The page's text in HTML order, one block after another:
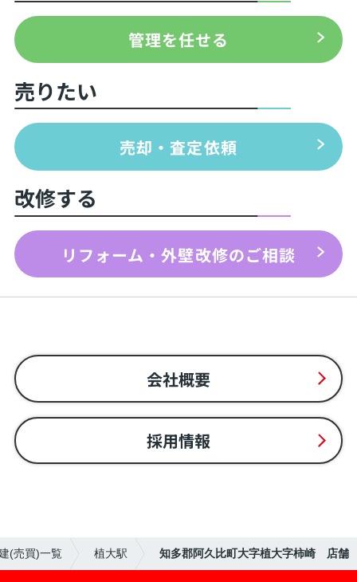
管理を任せる
売りたい
売却・査定依頼
改修する
リフォーム・外壁改修のご相談
会社概要
採用情報
(売買)一覧 植大駅 知多郡阿久比町大字植大字柿崎 店舗